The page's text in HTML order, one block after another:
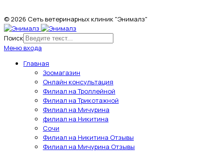
© 2026 Сеть ветеринарных клиник "Энималз"
Поиск
Меню входа
Главная
Зоомагазин
Онлайн консультация
Филиал на Троллейной
Филиал на Трикотажной
Филиал на Мичурина
филиал на Никитина
Сочи
Филиал на Никитина Отзывы
Филиал на Мичурина Отзывы